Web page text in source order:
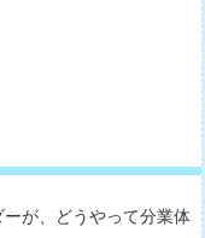
が、どうやって分業体